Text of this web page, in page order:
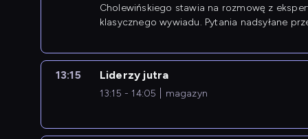
Cholewińskiego stawia na rozmowę z
klasycznego wywiadu. Pytania nadsyłane
13:15 Liderzy jutra
13:15 - 14:05 magazyn